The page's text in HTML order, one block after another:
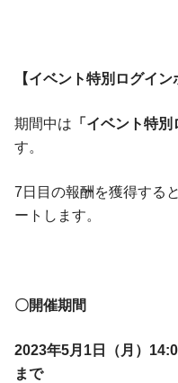
【イベント特別ログイン
期間中は 「イベント特
す。
7日目の報酬を獲得する
ートします。
〇開催期間
2023年5月1日（月）
まで